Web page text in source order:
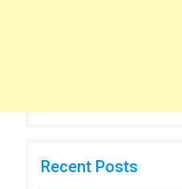
Recent Posts